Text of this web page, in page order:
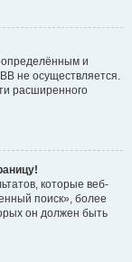
и
не осуществляется.
расширенного
которые веб-
поиск», более
он должен быть